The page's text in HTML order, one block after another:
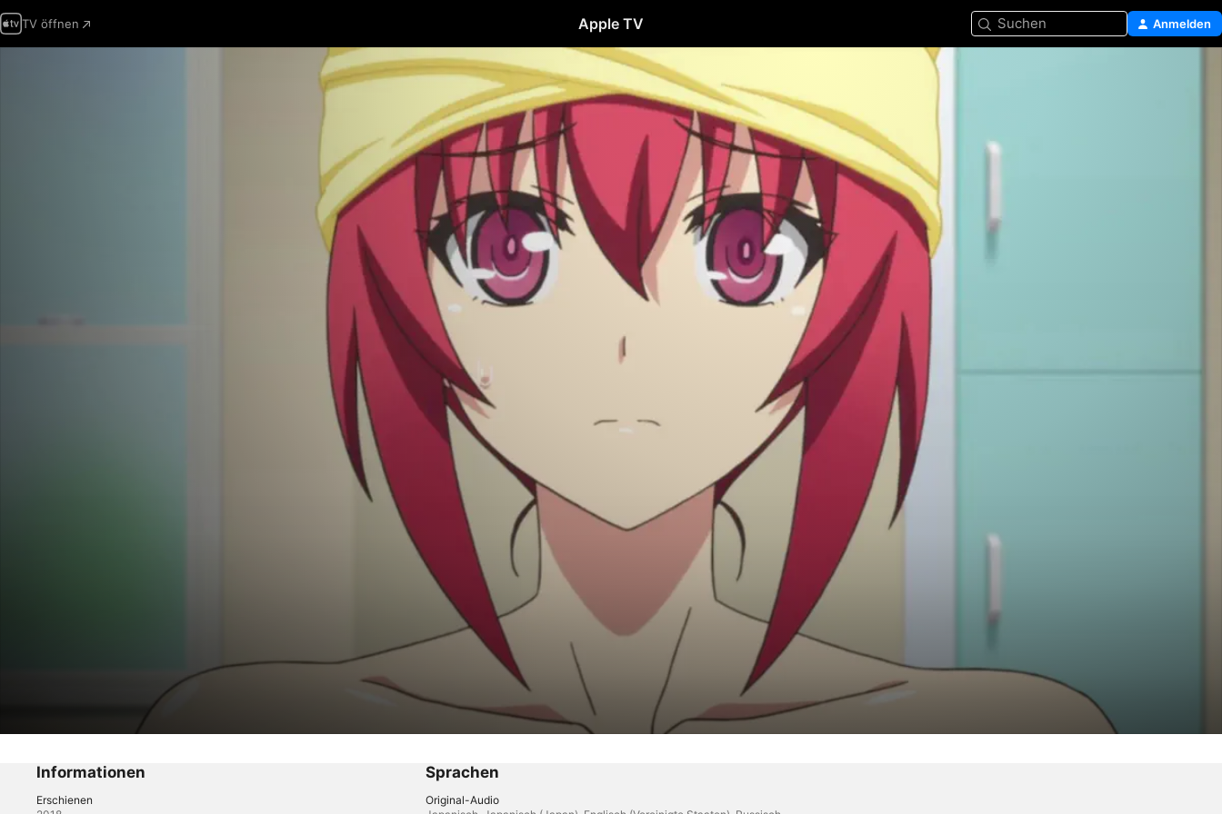
TV öffnen Apple TV Suchen Anmelden
Unvergleichliche Dämonenschwester am Morgen
Anime ·Comedy
Informationen
Erschienen
Sprachen
Original-Audio